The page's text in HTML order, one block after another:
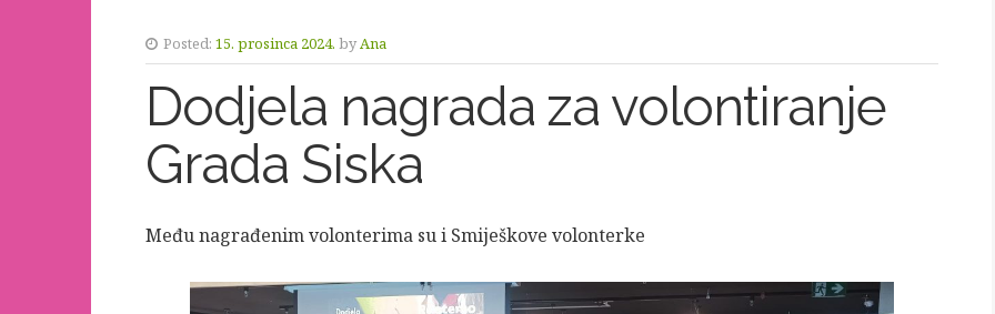
Posted: 15. prosinca 2024. byAna
Dodjela nagrada za volontiranje
Grada Siska
Među nagrađenim volonterima su i Smiješkove volonterke